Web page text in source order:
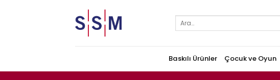
Ara:
Baskılı Ürünler Çocuk ve Oyun